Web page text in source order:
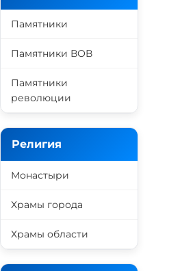
Памятники
Памятники ВОВ
Памятники
революции
Религия
Монастыри
Храмы города
Храмы области